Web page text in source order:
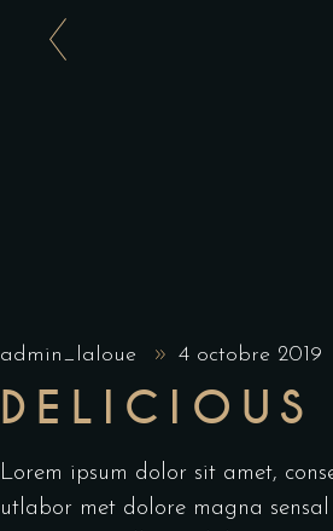
admin_laloue 4 octobre 2019
DELICIOUS
Lorem ipsum dolor sit amet,
utlabor met dolore magna